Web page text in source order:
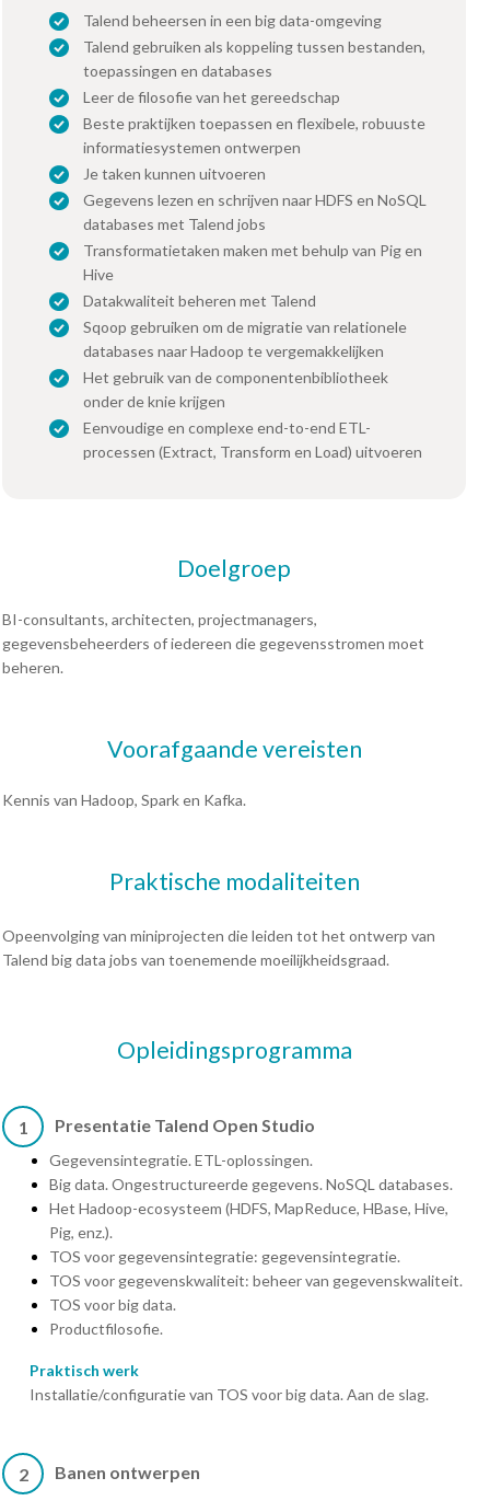
Talend beheersen in een big data-omgeving
Talend gebruiken als koppeling tussen bestanden,
toepassingen en databases
Leer de filosofie van het gereedschap
Beste praktijken toepassen en flexibele, robuuste
informatiesystemen ontwerpen
Je taken kunnen uitvoeren
Gegevens lezen en schrijven naar HDFS en NoSQL
databases met Talend jobs
Transformatietaken maken met behulp van Pig en
Hive
Datakwaliteit beheren met Talend
Sqoop gebruiken om de migratie van relationele
databases naar Hadoop te vergemakkelijken
Het gebruik van de componentenbibliotheek
onder de knie krijgen
Eenvoudige en complexe end-to-end ETL-
processen (Extract, Transform en Load) uitvoeren
Doelgroep
BI-consultants, architecten, projectmanagers,
gegevensbeheerders of iedereen die gegevensstromen moet
beheren.
Voorafgaande vereisten
Kennis van Hadoop, Spark en Kafka.
Praktische modaliteiten
Opeenvolging van miniprojecten die leiden tot het ontwerp van
Talend big data jobs van toenemende moeilijkheidsgraad.
Opleidingsprogramma
1 Presentatie Talend Open Studio
Gegevensintegratie. ETL-oplossingen.
Big data. Ongestructureerde gegevens. NoSQL databases.
Het Hadoop-ecosysteem (HDFS, MapReduce, HBase, Hive,
Pig, enz.).
TOS voor gegevensintegratie: gegevensintegratie.
TOS voor gegevenskwaliteit: beheer van gegevenskwaliteit.
TOS voor big data.
Productfilosofie.
Praktisch werk
Installatie/configuratie van TOS voor big data. Aan de slag.
2 Banen ontwerpen